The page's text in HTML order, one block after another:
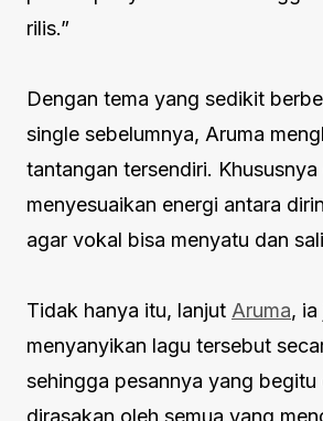
rilis.”
Dengan tema yang sedikit
single sebelumnya, Aruma
tantangan tersendiri. Khususnya
menyesuaikan energi antara
agar vokal bisa menyatu dan
Tidak hanya itu, lanjut Aruma, ia
menyanyikan lagu tersebut
sehingga pesannya yang begitu
dirasakan oleh semua yang